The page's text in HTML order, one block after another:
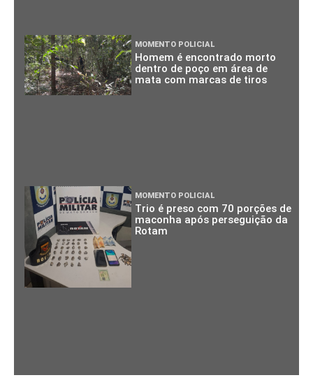
MOMENTO POLICIAL
Homem é encontrado morto
dentro de poço em área de
mata com marcas de tiros
MOMENTO POLICIAL
Trio é preso com 70 porções de
maconha após perseguição da
Rotam